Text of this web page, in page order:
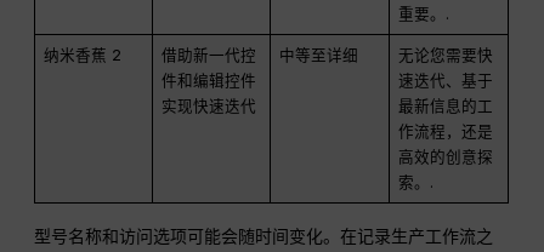
重要。.
纳米香蕉 2
借助新一代控
件和编辑控件
实现快速迭代
中等至详细
无论您需要快
速迭代、基于
最新信息的工
作流程，还是
高效的创意探
索。.
型号名称和访问选项可能会随时间变化。在记录生产工作流之